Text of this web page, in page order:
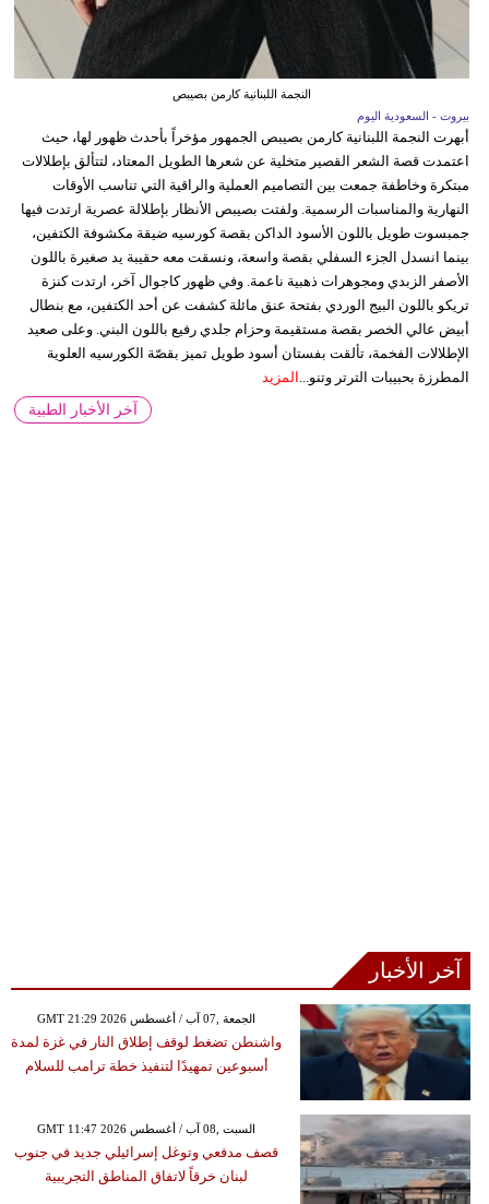
النجمة اللبنانية كارمن بصيبص
بيروت - السعودية اليوم
أبهرت النجمة اللبنانية كارمن بصيبص الجمهور مؤخراً بأحدث ظهور لها، حيث
اعتمدت قصة الشعر القصير متخلية عن شعرها الطويل المعتاد، لتتألق بإطلالات
مبتكرة وخاطفة جمعت بين التصاميم العملية والراقية التي تناسب الأوقات
النهارية والمناسبات الرسمية. ولفتت بصيبص الأنظار بإطلالة عصرية ارتدت فيها
جمبسوت طويل باللون الأسود الداكن بقصة كورسيه ضيقة مكشوفة الكتفين،
بينما انسدل الجزء السفلي بقصة واسعة، ونسقت معه حقيبة يد صغيرة باللون
الأصفر الزبدي ومجوهرات ذهبية ناعمة. وفي ظهور كاجوال آخر، ارتدت كنزة
تريكو باللون البيج الوردي بفتحة عنق مائلة كشفت عن أحد الكتفين، مع بنطال
أبيض عالي الخصر بقصة مستقيمة وحزام جلدي رفيع باللون البني. وعلى صعيد
الإطلالات الفخمة، تألقت بفستان أسود طويل تميز بقصّة الكورسيه العلوية
المطرزة بحبيبات الترتر وتنو... المزيد
آخر الأخبار الطبية
آخر الأخبار
GMT 21:29 2026 الجمعة ,07 آب / أغسطس
واشنطن تضغط لوقف إطلاق النار في غزة لمدة
أسبوعين تمهيدًا لتنفيذ خطة ترامب للسلام
GMT 11:47 2026 السبت ,08 آب / أغسطس
قصف مدفعي وتوغل إسرائيلي جديد في جنوب
لبنان خرقاً لاتفاق المناطق التجريبية